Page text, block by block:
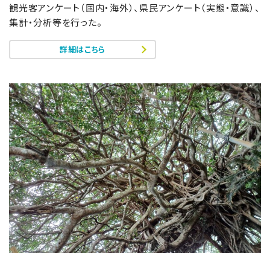
観光客アンケート（国内・海外）、県民アンケート（実態・意識）、
集計・分析等を行った。
詳細はこちら